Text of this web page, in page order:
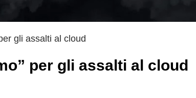
gli assalti al cloud
per gli assalti al cloud